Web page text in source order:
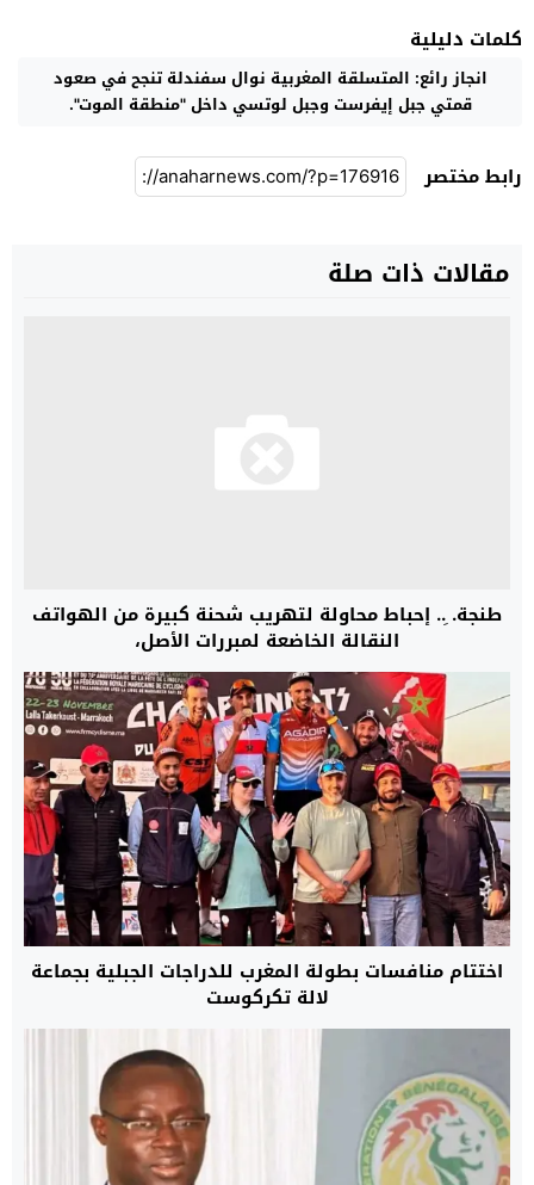
كلمات دليلية
انجاز رائع: المتسلقة المغربية نوال سفندلة تنجح في صعود
قمتي جبل إيفرست وجبل لوتسي داخل "منطقة الموت".
رابط مختصر
مقالات ذات صلة
طنجة. ِ.. إحباط محاولة لتهريب شحنة كبيرة من الهواتف
النقالة الخاضعة لمبررات الأصل،
اختتام منافسات بطولة المغرب للدراجات الجبلية بجماعة
لالة تكركوست